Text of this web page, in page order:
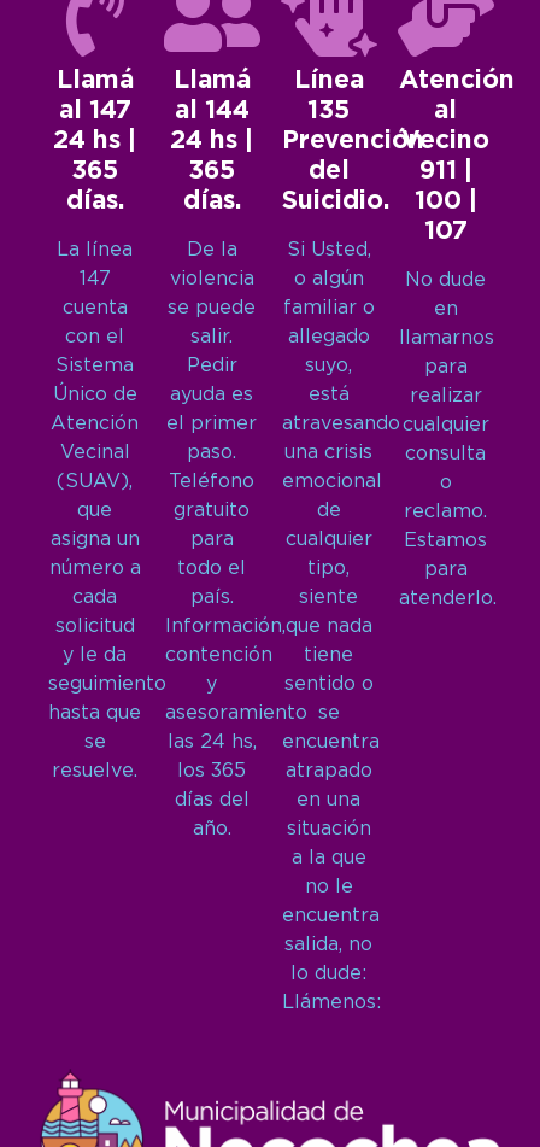
Llamá
al 147
24 hs |
365
días.
La línea
147
cuenta
con el
Sistema
Único de
Atención
Vecinal
(SUAV),
que
asigna un
número a
cada
solicitud
y le da
seguimiento
hasta que
se
resuelve.
Llamá
al 144
24 hs |
365
días.
De la
violencia
se puede
salir.
Pedir
ayuda es
el primer
paso.
Teléfono
gratuito
para
todo el
país.
Información,
contención
y
asesoramiento
las 24 hs,
los 365
días del
año.
Línea
135
Prevención
del
Suicidio.
Si Usted,
o algún
familiar o
allegado
suyo,
está
atravesando
una crisis
emocional
de
cualquier
tipo,
siente
que nada
tiene
sentido o
se
encuentra
atrapado
en una
situación
a la que
no le
encuentra
salida, no
lo dude:
Llámenos:
Atención
al
Vecino
911 |
100 |
107
No dude
en
llamarnos
para
realizar
cualquier
consulta
o
reclamo.
Estamos
para
atenderlo.